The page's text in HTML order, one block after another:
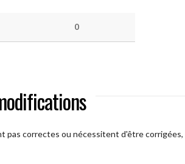
0
pas correctes ou nécessitent d'être